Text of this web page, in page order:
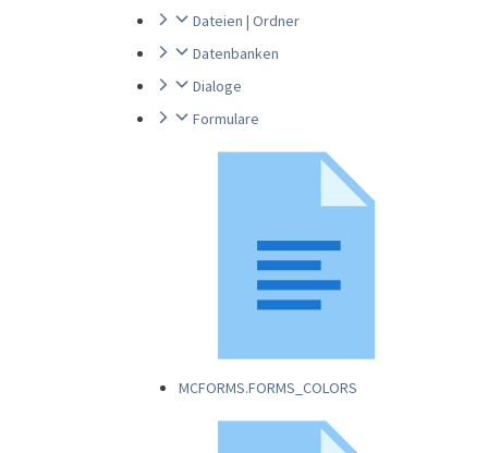
Dateien | Ordner
Datenbanken
Dialoge
Formulare
MCFORMS.FORMS_COLORS